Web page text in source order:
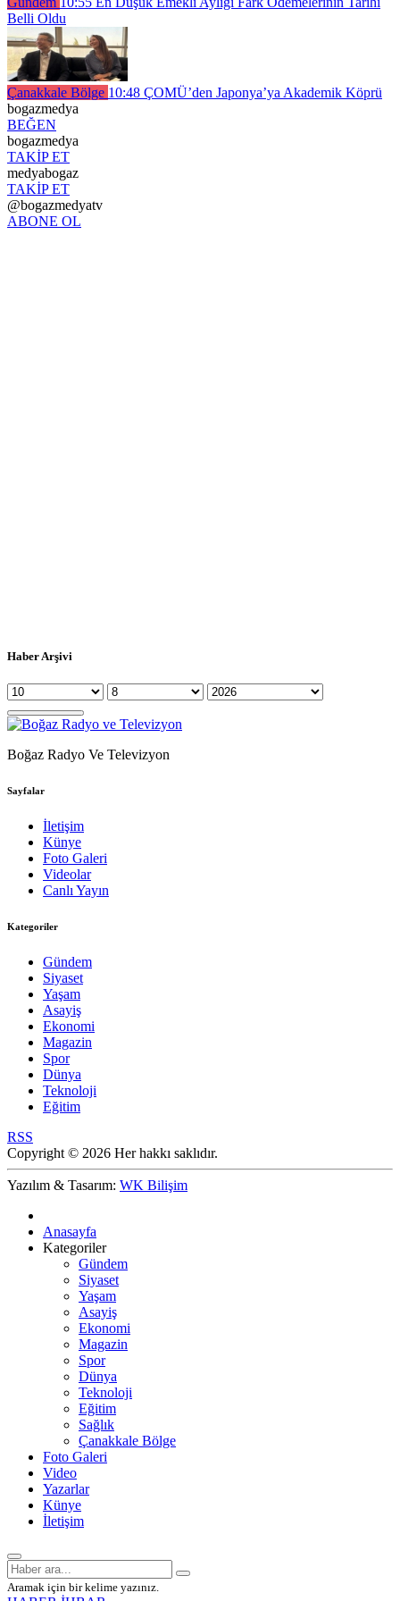
Belli Oldu
Çanakkale Bölge 10:48 ÇOMÜ’den Japonya’ya Akademik Köprü
bogazmedya
BEĞEN
bogazmedya
TAKİP ET
medyabogaz
TAKİP ET
@bogazmedyatv
ABONE OL
Haber Arşivi
Boğaz Radyo Ve Televizyon
Sayfalar
İletişim
Künye
Foto Galeri
Videolar
Canlı Yayın
Kategoriler
Gündem
Siyaset
Yaşam
Asayiş
Ekonomi
Magazin
Spor
Dünya
Teknoloji
Eğitim
RSS
Copyright © 2026 Her hakkı saklıdır.
Yazılım & Tasarım: WK Bilişim
Anasayfa
Kategoriler
Gündem
Siyaset
Yaşam
Asayiş
Ekonomi
Magazin
Spor
Dünya
Teknoloji
Eğitim
Sağlık
Çanakkale Bölge
Foto Galeri
Video
Yazarlar
Künye
İletişim
Aramak için bir kelime yazınız.